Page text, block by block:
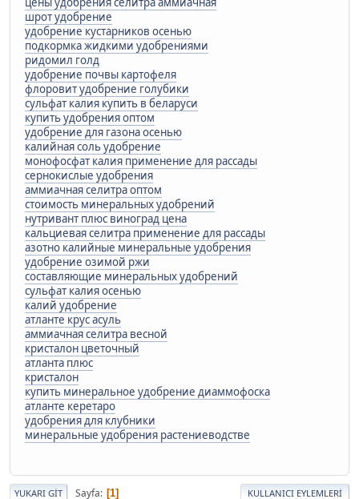
шрот удобрение
удобрение кустарников осенью
подкормка жидкими удобрениями
ридомил голд
удобрение почвы картофеля
флоровит удобрение голубики
сульфат калия купить в беларуси
купить удобрения оптом
удобрение для газона осенью
калийная соль удобрение
монофосфат калия применение для рассады
сернокислые удобрения
аммиачная селитра оптом
стоимость минеральных удобрений
нутривант плюс виноград цена
кальциевая селитра применение для рассады
азотно калийные минеральные удобрения
удобрение озимой ржи
составляющие минеральных удобрений
сульфат калия осенью
калий удобрение
атланте крус асуль
аммиачная селитра весной
кристалон цветочный
атланта плюс
кристалон
купить минеральное удобрение диаммофоска
атланте керетаро
удобрения для клубники
минеральные удобрения растениеводстве
YUKARI GIT Sayfa 1 KULLANICI EYLEMLERI